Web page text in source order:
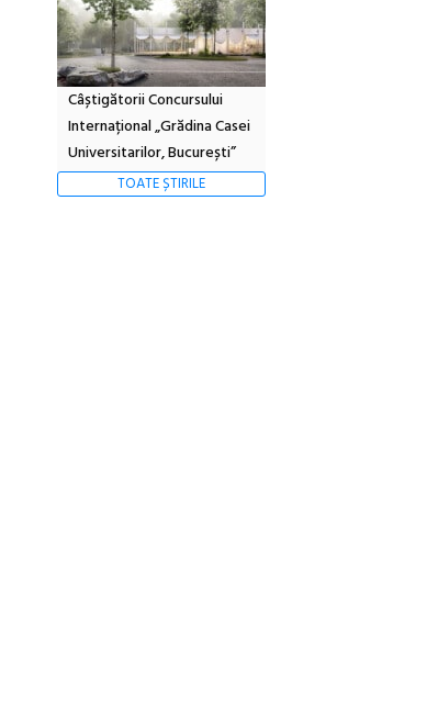
Câștigătorii Concursului
Internațional „Grădina Casei
Universitarilor, București”
TOATE ȘTIRILE